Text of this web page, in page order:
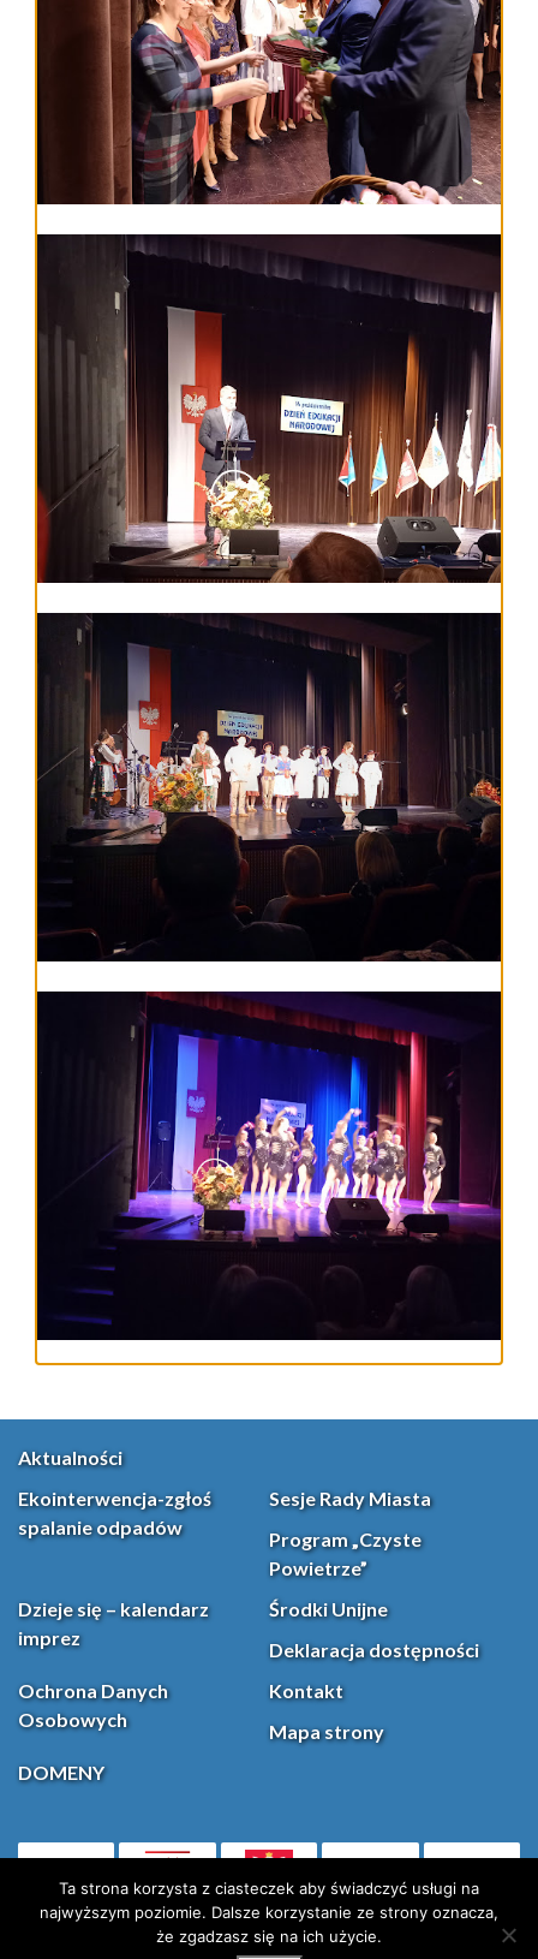
Aktualności
Ekointerwencja-zgłoś
spalanie odpadów
Sesje Rady Miasta
Program „Czyste
Powietrze”
Dzieje się – kalendarz
imprez
Środki Unijne
Deklaracja dostępności
Ochrona Danych
Osobowych
Kontakt
Mapa strony
DOMENY
(otwiera się w nowej karcie)Facebook
Ta strona korzysta z ciasteczek aby świadczyć usługi na
najwyższym poziomie. Dalsze korzystanie ze strony oznacza,
że zgadzasz się na ich użycie.